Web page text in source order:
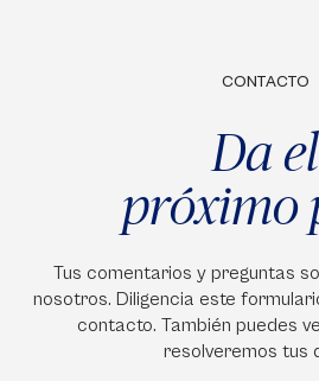
CONTACTO
Da el
próximo
Tus comentarios y preguntas
nosotros. Diligencia este
contacto. También puedes
resolveremos tus